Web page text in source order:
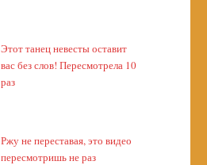
Этот танец невесты оставит
вас без слов! Пересмотрела 10
раз
Ржу не переставая, это видео
пересмотришь не раз